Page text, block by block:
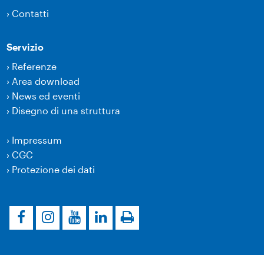
›Contatti
Servizio
› Referenze
› Area download
› News ed eventi
› Disegno di una struttura
› Impressum
›CGC
› Protezione dei dati